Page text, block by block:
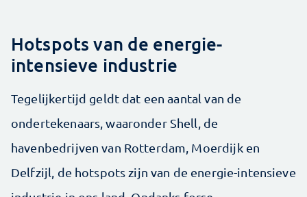
Hotspots van de energie-
intensieve industrie
Tegelijkertijd geldt dat een aantal van de
ondertekenaars, waaronder Shell, de
havenbedrijven van Rotterdam, Moerdijk en
Delfzijl, de hotspots zijn van de energie-intensieve